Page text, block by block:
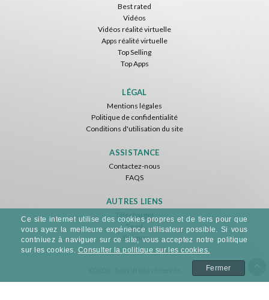
ToroGames
Gratuit
Archer VR
ToroGames
Best rated
Vidéos
Vidéos réalité virtuelle
Apps réalité virtuelle
Top Selling
Top Apps
LÉGAL
Mentions légales
Politique de confidentialité
Conditions d'utilisation du site
ASSISTANCE
Contactez-nous
FAQS
AUTRES LIENS
Télécharger
Feed
Sitemap
Ce site internet utilise des cookies propres et de tiers pour que
vous ayez la meilleure expérience utilisateur possible. Si vous
contniuez à naviguer sur ce site, vous acceptez notre politique
sur les cookies. Consulter la politique sur les cookies.
Fermer